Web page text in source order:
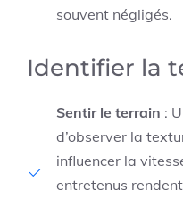
souvent négligés.
Identifier la
Sentir le terrain :
d’observer la
influencer la
entretenus